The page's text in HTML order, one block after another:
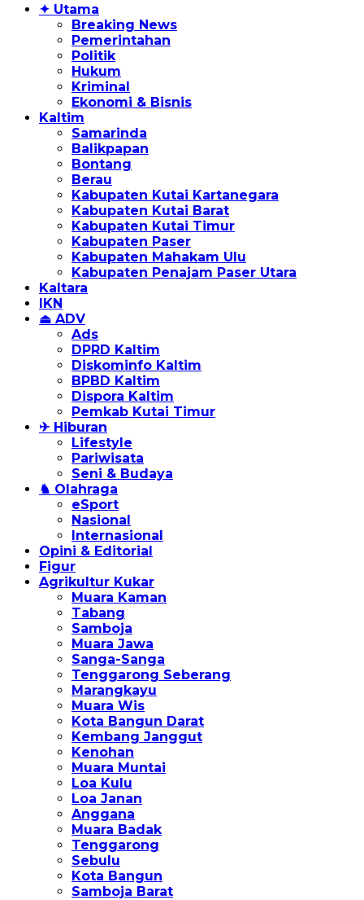
✦ Utama
Breaking News
Pemerintahan
Politik
Hukum
Kriminal
Ekonomi & Bisnis
Kaltim
Samarinda
Balikpapan
Bontang
Berau
Kabupaten Kutai Kartanegara
Kabupaten Kutai Barat
Kabupaten Kutai Timur
Kabupaten Paser
Kabupaten Mahakam Ulu
Kabupaten Penajam Paser Utara
Kaltara
IKN
⏏ ADV
Ads
DPRD Kaltim
Diskominfo Kaltim
BPBD Kaltim
Dispora Kaltim
Pemkab Kutai Timur
✈ Hiburan
Lifestyle
Pariwisata
Seni & Budaya
♞ Olahraga
eSport
Nasional
Internasional
Opini & Editorial
Figur
Agrikultur Kukar
Muara Kaman
Tabang
Samboja
Muara Jawa
Sanga-Sanga
Tenggarong Seberang
Marangkayu
Muara Wis
Kota Bangun Darat
Kembang Janggut
Kenohan
Muara Muntai
Loa Kulu
Loa Janan
Anggana
Muara Badak
Tenggarong
Sebulu
Kota Bangun
Samboja Barat